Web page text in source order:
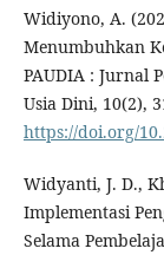
Widiyono, A.
Menumbuhkan
PAUDIA : Jurnal
Usia Dini, 10(2),
https://doi.org/
Widyanti, J. D.,
Implementasi
Selama